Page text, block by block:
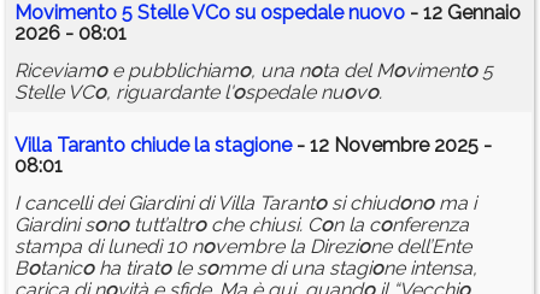
Movimento 5 Stelle VCo su ospedale nuovo - 12 Gennaio
2026 - 08:01
Riceviamoe pubblichiamo, una nota del Movimento5
Stelle VCo, riguardante l'ospedale nuovo.
Villa Taranto chiude la stagione- 12 Novembre 2025 -
08:01
I cancelli dei Giardini di Villa Tarantosi chiudonoma i
Giardini sonotutt’altroche chiusi. Con la conferenza
stampa di lunedì 10 novembre la Direzione dell’Ente
Botanicoha tiratole somme di una stagione intensa,